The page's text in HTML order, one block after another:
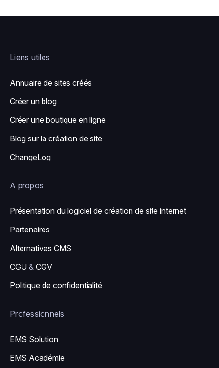
Liens utiles
Annuaire de sites créés
Créer un blog
Créer une boutique en ligne
Blog sur la création de site
ChangeLog
A propos
Présentation du logiciel de création de site internet
Partenaires
Alternatives CMS
CGU & CGV
Politique de confidentialité
Professionnels
EMS Solution
EMS Académie